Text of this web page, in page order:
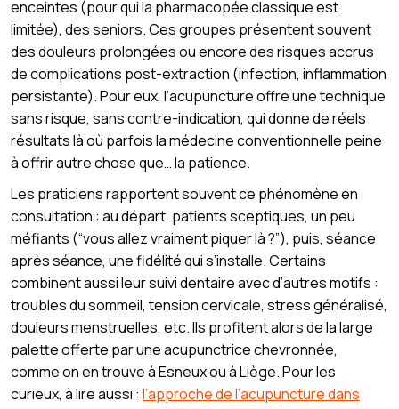
enceintes (pour qui la pharmacopée classique est
limitée), des seniors. Ces groupes présentent souvent
des douleurs prolongées ou encore des risques accrus
de complications post-extraction (infection, inflammation
persistante). Pour eux, l’acupuncture offre une technique
sans risque, sans contre-indication, qui donne de réels
résultats là où parfois la médecine conventionnelle peine
à offrir autre chose que… la patience.
Les praticiens rapportent souvent ce phénomène en
consultation : au départ, patients sceptiques, un peu
méfiants (“vous allez vraiment piquer là ?”), puis, séance
après séance, une fidélité qui s’installe. Certains
combinent aussi leur suivi dentaire avec d’autres motifs :
troubles du sommeil, tension cervicale, stress généralisé,
douleurs menstruelles, etc. Ils profitent alors de la large
palette offerte par une acupunctrice chevronnée,
comme on en trouve à Esneux ou à Liège. Pour les
curieux, à lire aussi : l’approche de l’acupuncture dans